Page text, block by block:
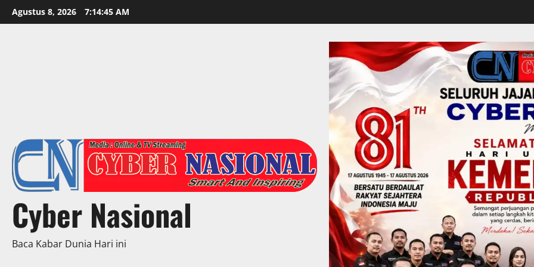
Skip
to
Agustus 8, 2026 7:14:47 AM
Cyber Nasional
Baca Kabar Dunia Hari ini